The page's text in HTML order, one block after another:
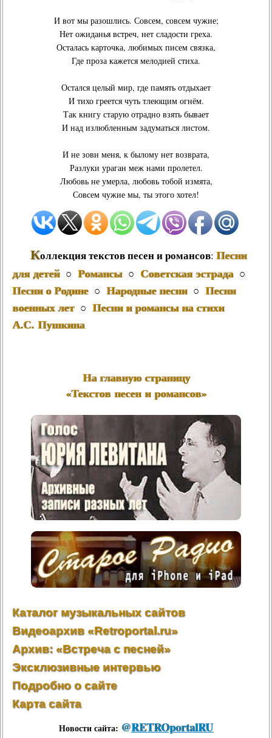
И вот мы разошлись. Совсем, совсем чужие;
Нет ожиданья встреч, нет сладости греха.
Осталась карточка, любимых писем связка,
Где проза кажется мелодией стиха.
Остался целый мир, где память отдыхает
И тихо греется чуть тлеющим огнём.
Так книгу старую отрадно взять бывает
И над излюбленным задуматься листом.
И не зови меня, к былому нет возврата,
Разлуки ураган меж нами пролетел.
Любовь не умерла, любовь тобой измята,
Совсем чужие мы, ты этого хотел!
Коллекция текстов песен и романсов: Песни
для детей○ Романсы○ Советская эстрада○
Песни о Родине○ Народные песни○ Песни
военных лет○ Песни и романсы на стихи
А.С. Пушкина
На главную страницу
«Текстов песен и романсов»
Каталог музыкальных сайтов
Видеоархив «Retroportal.ru»
Архив: «Встреча с песней»
Эксклюзивные интервью
Подробно о сайте
Карта сайта
Новости сайта: @RETROportalRU